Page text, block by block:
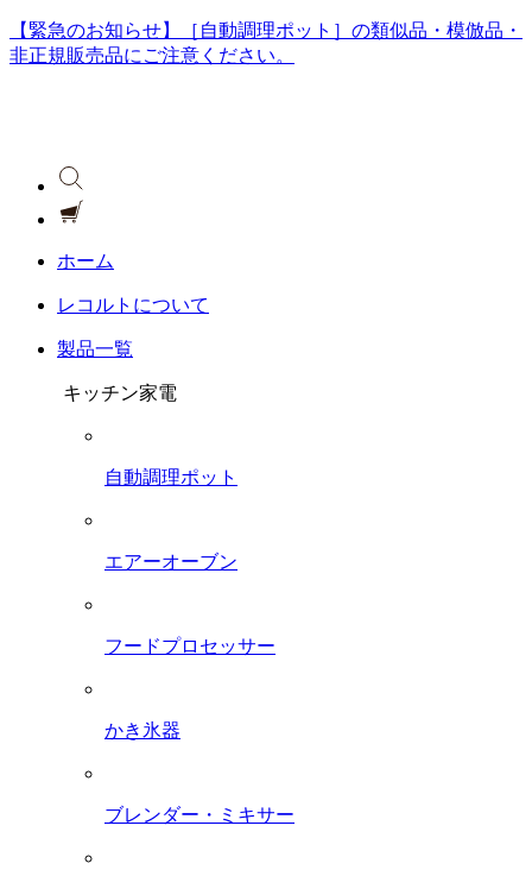
【緊急のお知らせ】［自動調理ポット］の類似品・模倣品・
非正規販売品にご注意ください。
ホーム
レコルトについて
製品一覧
キッチン家電
自動調理ポット
エアーオーブン
フードプロセッサー
かき氷器
ブレンダー・ミキサー